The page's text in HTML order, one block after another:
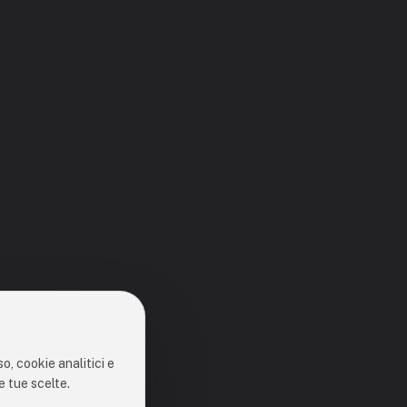
cookie analitici e
tue scelte.